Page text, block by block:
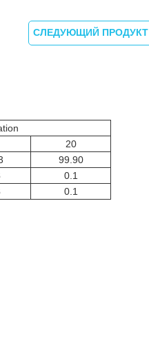
СЛЕДУЮЩИЙ ПРОДУКТ
20
99.90
0.1
0.1